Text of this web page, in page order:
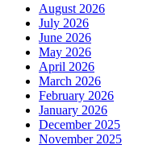
August 2026
July 2026
June 2026
May 2026
April 2026
March 2026
February 2026
January 2026
December 2025
November 2025